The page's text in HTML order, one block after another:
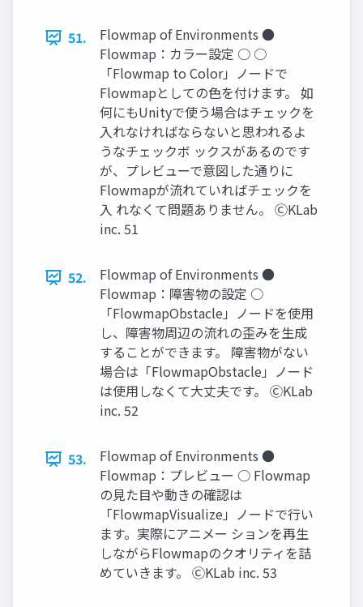
51.
Flowmap of Environments ●
Flowmap：カラー設定 ○ ○
「Flowmap to Color」ノードで
Flowmapとしての色を付けます。 如
何にもUnityで使う場合はチェックを
入れなければならないと思われるよ
うなチェックボ ックスがあるのです
が、プレビューで意図した通りに
Flowmapが流れていればチェックを
入 れなくて問題ありません。 ⒸKLab
inc. 51
52.
Flowmap of Environments ●
Flowmap：障害物の設定 ○
「FlowmapObstacle」ノードを使用
し、障害物周辺の流れの歪みを生成
することができます。 障害物がない
場合は「FlowmapObstacle」ノード
は使用しなくて大丈夫です。 ⒸKLab
inc. 52
53.
Flowmap of Environments ●
Flowmap：プレビュー ○ Flowmap
の見た目や動きの確認は
「FlowmapVisualize」ノードで行い
ます。実際にアニメー ションを再生
しながらFlowmapのクオリティを詰
めていきます。 ⒸKLab inc. 53